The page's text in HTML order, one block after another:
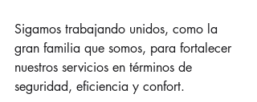
Sigamos trabajando unidos, como la
gran familia que somos, para fortalecer
nuestros servicios en términos de
seguridad, eficiencia y confort.